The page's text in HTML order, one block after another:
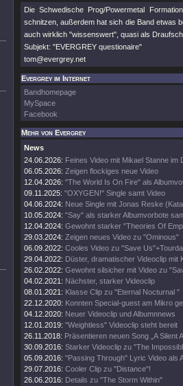
Die Schwedische Prog/Powermetal
schnitzen, außerdem hat sich die Band etwas
auch wirklich "wissenswert", quasi als
Subjekt: "EVERGREY questionaire"
tom@evergrey.net
Evergrey im Internet
Bandhomepage
MySpace
Facebook
Mehr von Evergrey
News
24.06.2026: Feines Video mit Mikael Stanne im
06.05.2026: Zeigen flockiges neue Video
12.04.2026: "The World Is On Fire" als
09.11.2025: "OXYGEN!" Single samt Video
04.06.2024: Neue Single mit Jonas Reske
10.05.2024: "Say" als starker Albumvorbote
12.04.2024: Gewohnt starker "Theories Of
29.03.2024: Zeigen neues Video zu "Ominous"
06.09.2022: Cooles Video zu "Save
29.04.2022: Düster, dramatischer Videoclip mit
26.02.2022: Gewohnt silsicher mit Video zu
04.02.2021: Nächster, starker Videoclip
08.01.2021: Klasse Clip zu "Eternal Nocturnal "
22.12.2020: Konnten Special-guest am Mikro
04.12.2020: Neuer Videoclip und Albumnnews
12.01.2019: "Weightless" Videoclip steht bereit
26.11.2018: Präsentieren neuen Song „A Silent
30.09.2016: Starker Videoclip zu "The
05.09.2016: "Passing Through" Lyric Video als
29.07.2016: Cooler Clip zu "Distance"!
26.06.2016: Details zu "The Storm Within"